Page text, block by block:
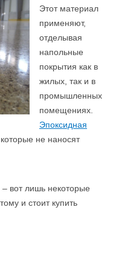
Этот материал
применяют,
отделывая
напольные
покрытия как в
жилых, так и в
промышленных
помещениях.
Эпоксидная
не наносят
вот лишь некоторые
и стоит купить